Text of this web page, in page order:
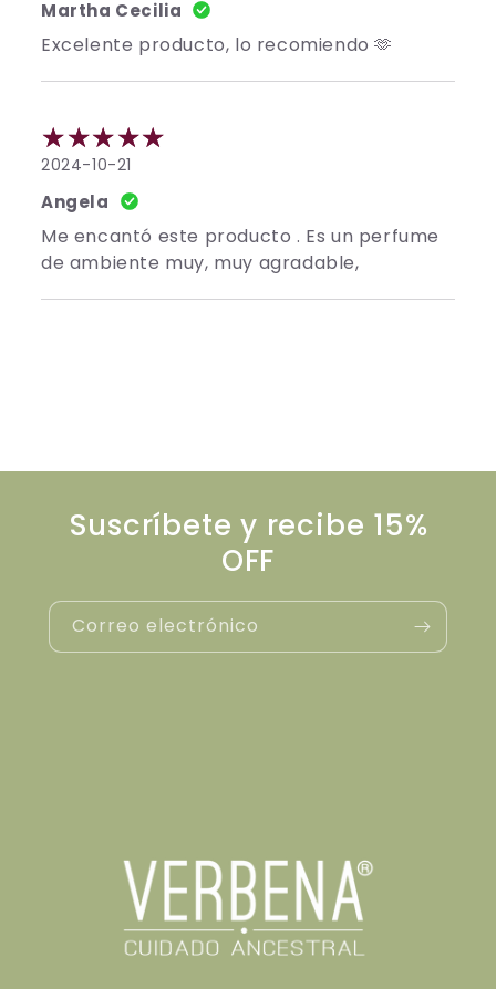
Martha Cecilia
Excelente producto, lo recomiendo 🫶
2024-10-21
Angela
Me encantó este producto . Es un perfume
de ambiente muy, muy agradable,
Suscríbete y recibe 15%
OFF
Correo electrónico